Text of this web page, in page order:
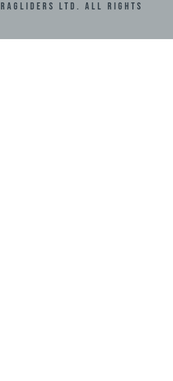
LTD. All Rights